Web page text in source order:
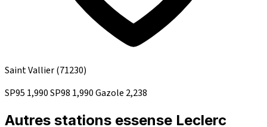
Saint Vallier(71230)
SP95 1,990SP98 1,990Gazole 2,238
Autres stations essense Leclerc